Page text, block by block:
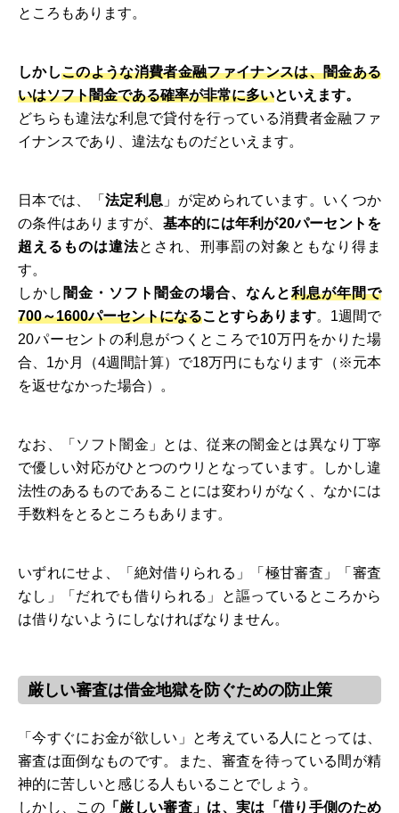
ところもあります。
しかしこのような消費者金融ファイナンスは、闇金ある
いはソフト闇金である確率が非常に多いといえます。
どちらも違法な利息で貸付を行っている消費者金融ファ
イナンスであり、違法なものだといえます。
日本では、「 法定利息 」が定められています。いくつか
の条件はありますが、 基本的には年利が20パーセントを
超えるものは違法とされ、刑事罰の対象ともなり得ま
す。
しかし 闇金・ソフト闇金の場合、なんと利息が年間で
700～1600パーセントになることすらあります。1週間で
20パーセントの利息がつくところで10万円をかりた場
合、1か月（4週間計算）で18万円にもなります（※元本
を返せなかった場合）。
なお、「ソフト闇金」とは、従来の闇金とは異なり丁寧
で優しい対応がひとつのウリとなっています。しかし違
法性のあるものであることには変わりがなく、なかには
手数料をとるところもあります。
いずれにせよ、「絶対借りられる」「極甘審査」「審査
なし」「だれでも借りられる」と謳っているところから
は借りないようにしなければなりません。
厳しい審査は借金地獄を防ぐための防止策
「今すぐにお金が欲しい」と考えている人にとっては、
審査は面倒なものです。また、審査を待っている間が精
神的に苦しいと感じる人もいることでしょう。
しかし、この 「厳しい審査」は、実は「借り手側のため